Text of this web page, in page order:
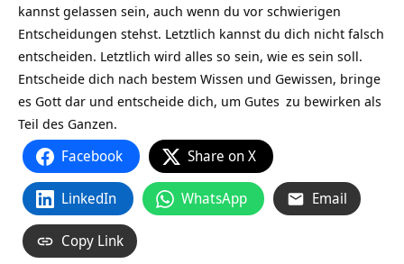
kannst gelassen sein, auch wenn du vor schwierigen
Entscheidungen stehst. Letztlich kannst du dich nicht falsch
entscheiden. Letztlich wird alles so sein, wie es sein soll.
Entscheide dich nach bestem Wissen und Gewissen, bringe
es Gott dar und entscheide dich, um Gutes zu bewirken als
Teil des Ganzen.
Facebook Share on X
LinkedIn WhatsApp Email
Copy Link